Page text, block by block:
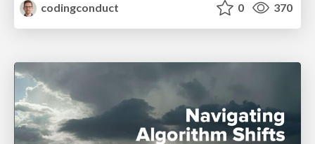
codingconduct
0 370